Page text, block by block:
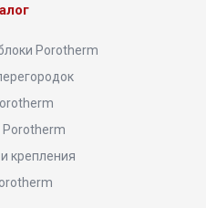
Porotherm
крепления